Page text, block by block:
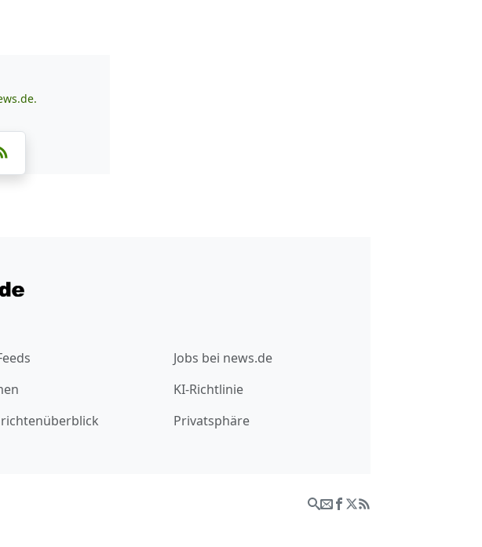
Telegramabonnieren
Jobs bei news.de
KI-Richtlinie
Privatsphäre